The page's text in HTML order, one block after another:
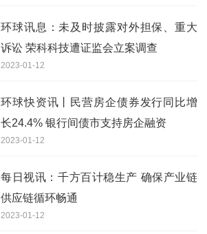
环球讯息：未及时披露对外担保、重大
诉讼 荣科科技遭证监会立案调查
2023-01-12
环球快资讯丨民营房企债券发行同比增
长24.4% 银行间债市支持房企融资
2023-01-12
每日视讯：千方百计稳生产 确保产业链
供应链循环畅通
2023-01-12